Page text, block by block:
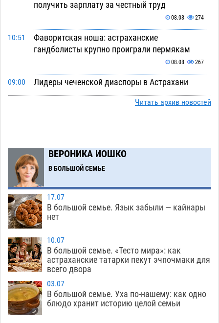
получить зарплату за честный труд
08.08 274
10:51
Фаворитская ноша: астраханские
гандболисты крупно проиграли пермякам
08.08 267
09:00
Лидеры чеченской диаспоры в Астрахани
осудили выходку молодого лихача с улицы
08.08 645
17:09
Астраханский котлован с мусором угрожает
плодородию Харабалинского района
16:24
Игорь Редькин проинспектировал
коммунальную готовность астраханского
земельного массива для льготников
07.08
15:28
Тяга к сверхскоростям обошлась
астраханской логистической компании в 400
тысяч рублей
07.08 546
14:44
Астраханские кутилы сменили барные стойки
Читать архив новостей
ВЕРОНИКА ИОШКО
В БОЛЬШОЙ СЕМЬЕ
17.07
В большой семье. Язык забыли — кайнары
нет
10.07
В большой семье. «Тесто мира»: как
астраханские татарки пекут эчпочмаки для
всего двора
03.07
В большой семье. Уха по-нашему: как одно
блюдо хранит историю целой семьи